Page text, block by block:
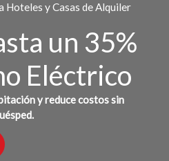
y Casas de Alquiler
un 35%
Eléctrico
y reduce costos sin